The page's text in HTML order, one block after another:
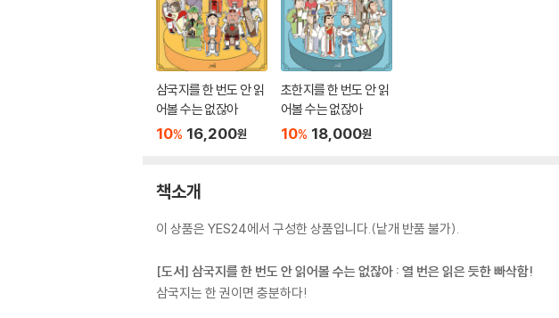
삼국지를 한 번도 안 읽
어볼 수는 없잖아
10% 16,200원
초한지를 한 번도 안 읽
어볼 수는 없잖아
10% 18,000원
책소개
이 상품은 YES24에서 구성한 상품입니다.(낱개 반품 불가).
[도서] 삼국지를 한 번도 안 읽어볼 수는 없잖아 : 열 번은 읽은 듯한 빠삭함!
삼국지는 한 권이면 충분하다!